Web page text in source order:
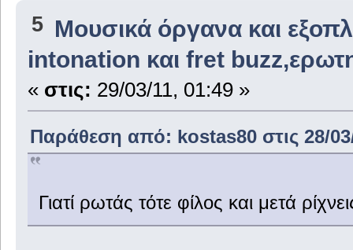
5 Μουσικά όργανα και
intonation και fret
« στις: 29/03/11, 01:49 »
Παράθεση από: kostas80 στις 28/
Γιατί ρωτάς τότε φίλος και μετά